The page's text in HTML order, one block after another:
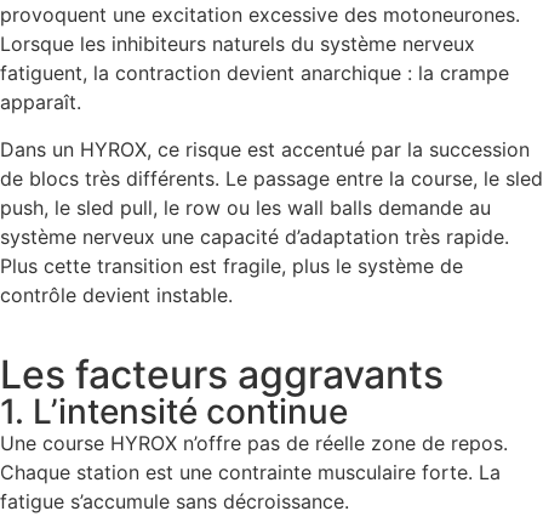
provoquent une excitation excessive des motoneurones.
Lorsque les inhibiteurs naturels du système nerveux
fatiguent, la contraction devient anarchique : la crampe
apparaît.
Dans un HYROX, ce risque est accentué par la succession
de blocs très différents. Le passage entre la course, le sled
push, le sled pull, le row ou les wall balls demande au
système nerveux une capacité d’adaptation très rapide.
Plus cette transition est fragile, plus le système de
contrôle devient instable.
Les facteurs aggravants
1. L’intensité continue
Une course HYROX n’offre pas de réelle zone de repos.
Chaque station est une contrainte musculaire forte. La
fatigue s’accumule sans décroissance.